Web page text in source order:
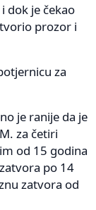
dok je čekao
prozor i
za
je ranije da je
za četiri
od 15 godina
po 14
zatvora od